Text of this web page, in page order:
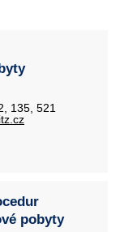
135, 521
pobyty